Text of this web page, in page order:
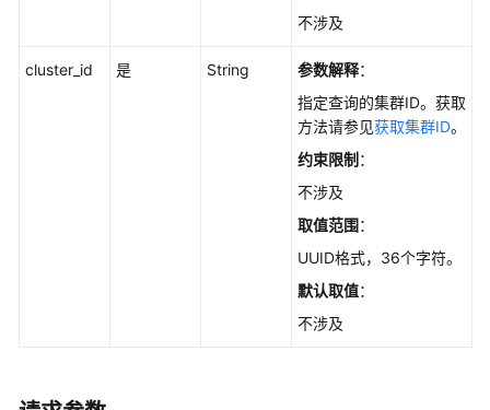
V2
询
不涉及
cluster_id 是 String 参数解释：
指定查询的集群ID。获取
方法请参见获取集群ID。
约束限制 ：
不涉及
取值范围：
UUID格式，36个字符。
默认取值：
不涉及